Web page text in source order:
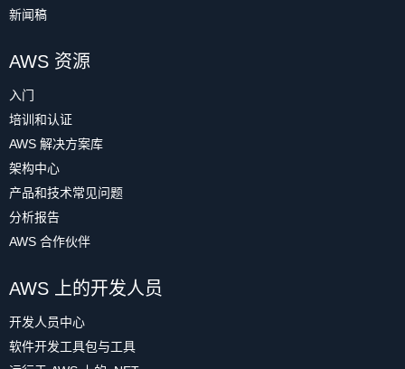
新闻稿
AWS 资源
入门
培训和认证
AWS 解决方案库
架构中心
产品和技术常见问题
分析报告
AWS 合作伙伴
AWS 上的开发人员
开发人员中心
软件开发工具包与工具